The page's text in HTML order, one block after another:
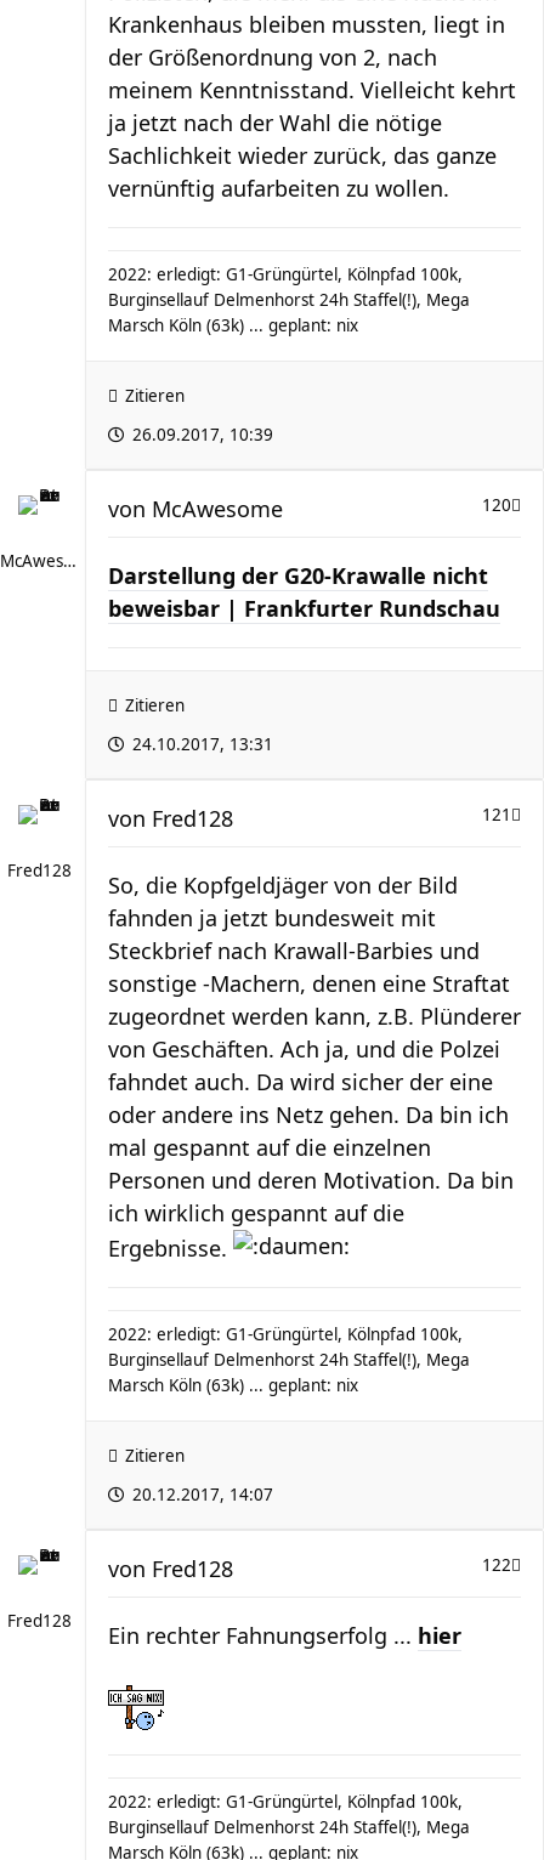
Krankenhaus bleiben mussten, liegt in
der Größenordnung von 2, nach
meinem Kenntnisstand. Vielleicht kehrt
ja jetzt nach der Wahl die nötige
Sachlichkeit wieder zurück, das ganze
vernünftig aufarbeiten zu wollen.
2022: erledigt: G1-Grüngürtel, Kölnpfad 100k,
Burginsellauf Delmenhorst 24h Staffel(!), Mega
Marsch Köln (63k) ... geplant: nix
Zitieren
26.09.2017, 10:39
McAwesome
120
von McAwesome
Darstellung der G20-Krawalle nicht
beweisbar | Frankfurter Rundschau
Zitieren
24.10.2017, 13:31
Fred128
121
von Fred128
So, die Kopfgeldjäger von der Bild
fahnden ja jetzt bundesweit mit
Steckbrief nach Krawall-Barbies und
sonstige -Machern, denen eine Straftat
zugeordnet werden kann, z.B. Plünderer
von Geschäften. Ach ja, und die Polzei
fahndet auch. Da wird sicher der eine
oder andere ins Netz gehen. Da bin ich
mal gespannt auf die einzelnen
Personen und deren Motivation. Da bin
ich wirklich gespannt auf die
Ergebnisse.
2022: erledigt: G1-Grüngürtel, Kölnpfad 100k,
Burginsellauf Delmenhorst 24h Staffel(!), Mega
Marsch Köln (63k) ... geplant: nix
Zitieren
20.12.2017, 14:07
Fred128
122
von Fred128
Ein rechter Fahnungserfolg ... hier
2022: erledigt: G1-Grüngürtel, Kölnpfad 100k,
Burginsellauf Delmenhorst 24h Staffel(!), Mega
Marsch Köln (63k) ... geplant: nix